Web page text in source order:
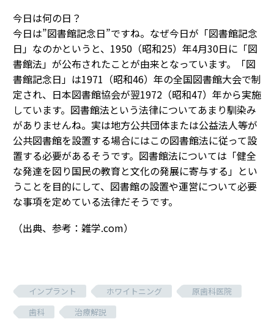
今日は何の日？
今日は”図書館記念日”ですね。なぜ今日が「図書館記念
日」なのかというと、1950（昭和25）年4月30日に「図
書館法」が公布されたことが由来となっています。「図
書館記念日」は1971（昭和46）年の全国図書館大会で制
定され、日本図書館協会が翌1972（昭和47）年から実施
しています。図書館法という法律についてあまり馴染み
がありませんね。実は地方公共団体または公益法人等が
公共図書館を設置する場合にはこの図書館法に従って設
置する必要があるそうです。図書館法については「健全
な発達を図り国民の教育と文化の発展に寄与する」とい
うことを目的にして、図書館の設置や運営について必要
な事項を定めている法律だそうです。
（出典、参考：雑学.com）
インプラント ホワイトニング
原歯科医院
歯科
治療解説